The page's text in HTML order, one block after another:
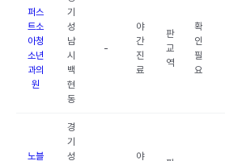
퍼스
트소
아청
소년
과의
원
기
성
남
시
백
현
동
-
야
간
진
료
판
교
역
확
인
필
요
노블
경
기
성
야